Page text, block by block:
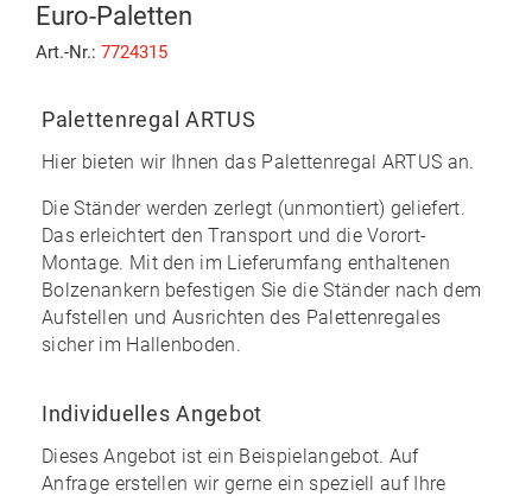
Euro-Paletten
Art.-Nr.: 7724315
Palettenregal ARTUS
Hier bieten wir Ihnen das Palettenregal ARTUS an.
Die Ständer werden zerlegt (unmontiert) geliefert.
Das erleichtert den Transport und die Vorort-
Montage. Mit den im Lieferumfang enthaltenen
Bolzenankern befestigen Sie die Ständer nach dem
Aufstellen und Ausrichten des Palettenregales
sicher im Hallenboden.
Individuelles Angebot
Dieses Angebot ist ein Beispielangebot. Auf
Anfrage erstellen wir gerne ein speziell auf Ihre